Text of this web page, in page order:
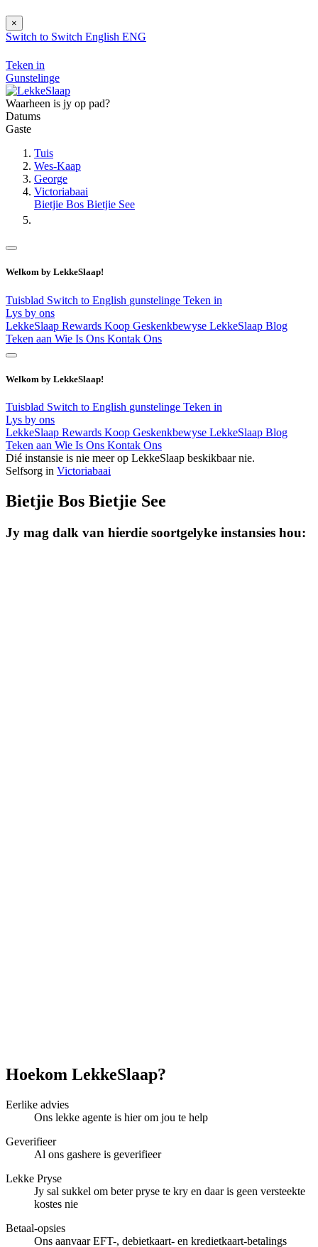
×
Switch to Switch English ENG
Teken in
Gunstelinge
Waarheen is jy op pad?
Datums
Gaste
Tuis
Wes-Kaap
George
Victoriabaai
Bietjie Bos Bietjie See
Welkom by LekkeSlaap!
Tuisblad Switch to English gunstelinge Teken in
Lys by ons
LekkeSlaap Rewards Koop Geskenkbewyse LekkeSlaap Blog
Teken aan Wie Is Ons Kontak Ons
Welkom by LekkeSlaap!
Tuisblad Switch to English gunstelinge Teken in
Lys by ons
LekkeSlaap Rewards Koop Geskenkbewyse LekkeSlaap Blog
Teken aan Wie Is Ons Kontak Ons
Dié instansie is nie meer op LekkeSlaap beskikbaar nie.
Selfsorg in Victoriabaai
Bietjie Bos Bietjie See
Jy mag dalk van hierdie soortgelyke instansies hou:
Hoekom LekkeSlaap?
Eerlike advies
Ons lekke agente is hier om jou te help
Geverifieer
Al ons gashere is geverifieer
Lekke Pryse
Jy sal sukkel om beter pryse te kry en daar is geen versteekte
kostes nie
Betaal-opsies
Ons aanvaar EFT-, debietkaart- en kredietkaart-betalings